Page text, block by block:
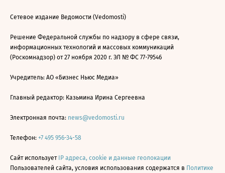
Сетевое издание Ведомости (Vedomosti)
Решение Федеральной службы по надзору в сфере связи,
информационных технологий и массовых коммуникаций
(Роскомнадзор) от 27 ноября 2020 г. ЭЛ № ФС 77-79546
Учредитель: АО «Бизнес Ньюс Медиа»
Главный редактор: Казьмина Ирина Сергеевна
Электронная почта: news@vedomosti.ru
Телефон: +7 495 956-34-58
Сайт использует IP адреса, cookie и данные геолокации
Пользователей сайта, условия использования содержатся в Политике